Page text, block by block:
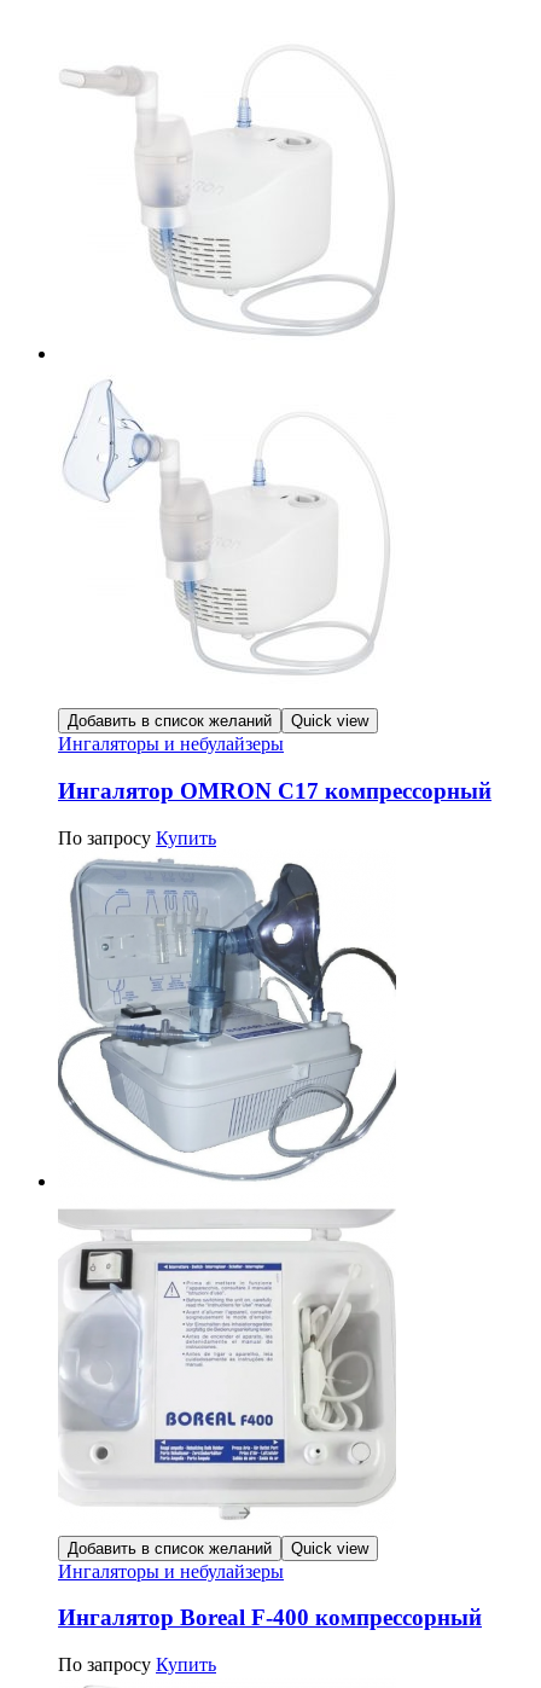
Добавить в список желаний Quick view
Ингаляторы и небулайзеры
Ингалятор OMRON C17 компрессорный
По запросу Купить
Добавить в список желаний Quick view
Ингаляторы и небулайзеры
Ингалятор Boreal F-400 компрессорный
По запросу Купить